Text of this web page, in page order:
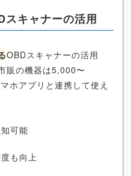
スキャナーの活用
OBDスキャナーの活用
販の機器は5,000〜
ホアプリと連携して使え
可能
も向上